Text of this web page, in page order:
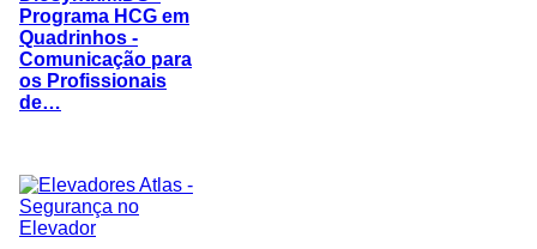
Programa HCG em
Quadrinhos -
Comunicação para
os Profissionais
de…